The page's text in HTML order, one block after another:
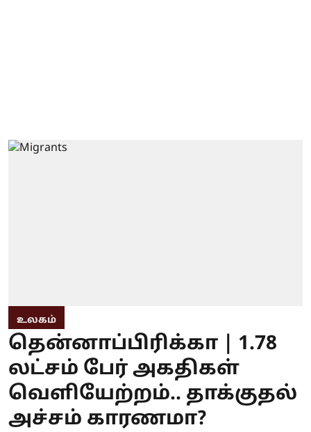
உலகம்
தென்னாப்பிரிக்கா | 1.78
லட்சம் பேர் அகதிகள்
வெளியேற்றம்.. தாக்குதல்
அச்சம் காரணமா?